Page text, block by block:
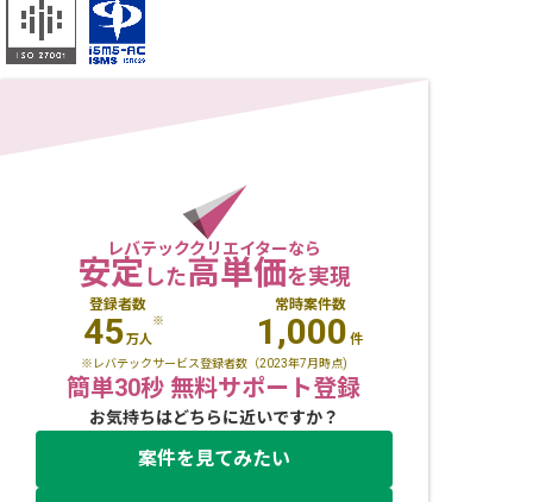
レバテッククリエイターなら
安定した高単価を実現
登録者数
45万人
※
常時案件数
1,000 件
※レバテックサービス登録者数（2023年7月時点)
簡単30秒 無料サポート登録
お気持ちはどちらに近いですか？
案件を見てみたい